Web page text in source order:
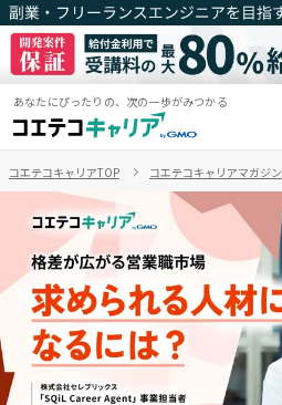
あなたにぴったりの、次の一歩がみつかる
コエテコキャリアTOP コエテコキャリアマガジン